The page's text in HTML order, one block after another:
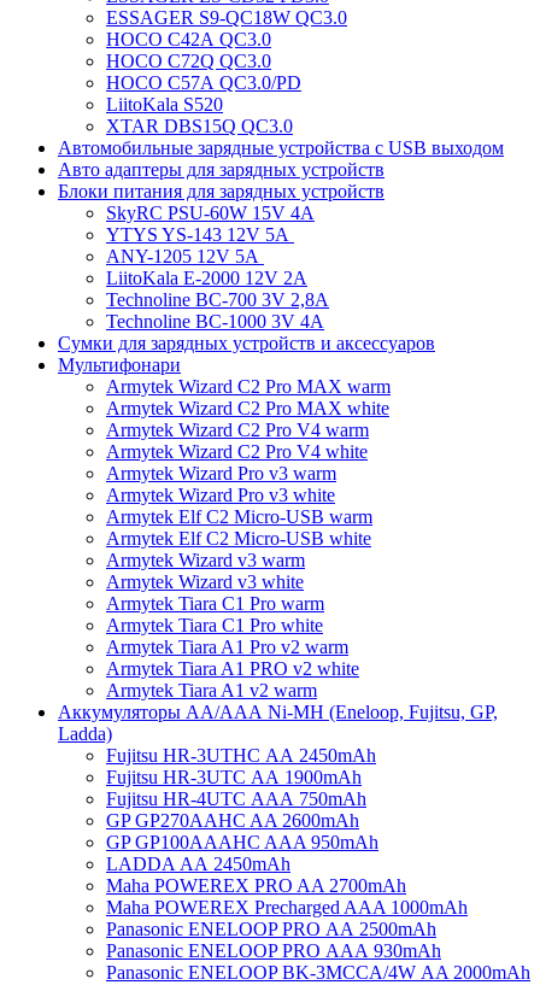
ESSAGER S9-QC18W QC3.0
HOCO C42A QC3.0
HOCO C72Q QC3.0
HOCO C57A QC3.0/PD
LiitoKala S520
XTAR DBS15Q QC3.0
Автомобильные зарядные устройства с USB выходом
Авто адаптеры для зарядных устройств
Блоки питания для зарядных устройств
SkyRC PSU-60W 15V 4A
YTYS YS-143 12V 5A
ANY-1205 12V 5A
LiitoKala E-2000 12V 2A
Technoline BC-700 3V 2,8A
Technoline BC-1000 3V 4A
Сумки для зарядных устройств и аксессуаров
Мультифонари
Armytek Wizard C2 Pro MAX warm
Armytek Wizard C2 Pro MAX white
Armytek Wizard C2 Pro V4 warm
Armytek Wizard C2 Pro V4 white
Armytek Wizard Pro v3 warm
Armytek Wizard Pro v3 white
Armytek Elf C2 Micro-USB warm
Armytek Elf C2 Micro-USB white
Armytek Wizard v3 warm
Armytek Wizard v3 white
Armytek Tiara C1 Pro warm
Armytek Tiara C1 Pro white
Armytek Tiara A1 Pro v2 warm
Armytek Tiara A1 PRO v2 white
Armytek Tiara A1 v2 warm
Аккумуляторы АА/ААА Ni-MH (Eneloop, Fujitsu, GP,
Ladda)
Fujitsu HR-3UTHC АА 2450mAh
Fujitsu HR-3UTC АА 1900mAh
Fujitsu HR-4UTC АAА 750mAh
GP GP270AAHC AA 2600mAh
GP GP100AAAHC AAA 950mAh
LADDA АА 2450mAh
Maha POWEREX PRO AA 2700mAh
Maha POWEREX Precharged AAA 1000mAh
Panasonic ENELOOP PRO АА 2500mAh
Panasonic ENELOOP PRO АAА 930mAh
Panasonic ENELOOP BK-3MCCA/4W АA 2000mAh